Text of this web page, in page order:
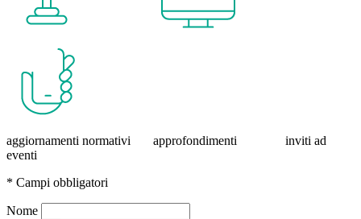
aggiornamenti normativi approfondimenti inviti ad
eventi
* Campi obbligatori
Nome